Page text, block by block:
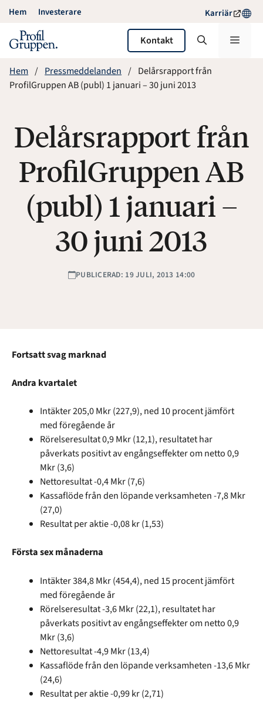
Hoppa
innehåll
Hem Investerare Karriär
Kontakt Meny
Hem Pressmeddelanden
Delårsrapport från
ProfilGruppen AB (publ) 1 januari – 30 juni 2013
Delårsrapport från
ProfilGruppen AB
(publ) 1 januari –
30 juni 2013
PUBLICERAD: 19 JULI, 2013 14:00
Fortsatt svag marknad
Andra kvartalet
Intäkter 205,0 Mkr (227,9), ned 10 procent jämfört
med föregående år
Rörelseresultat 0,9 Mkr (12,1), resultatet har
påverkats positivt av engångseffekter om netto 0,9
Mkr (3,6)
Nettoresultat -0,4 Mkr (7,6)
Kassaflöde från den löpande verksamheten -7,8 Mkr
(27,0)
Resultat per aktie -0,08 kr (1,53)
Första sex månaderna
Intäkter 384,8 Mkr (454,4), ned 15 procent jämfört
med föregående år
Rörelseresultat -3,6 Mkr (22,1), resultatet har
påverkats positivt av engångseffekter om netto 0,9
Mkr (3,6)
Nettoresultat -4,9 Mkr (13,4)
Kassaflöde från den löpande verksamheten -13,6 Mkr
(24,6)
Resultat per aktie -0,99 kr (2,71)